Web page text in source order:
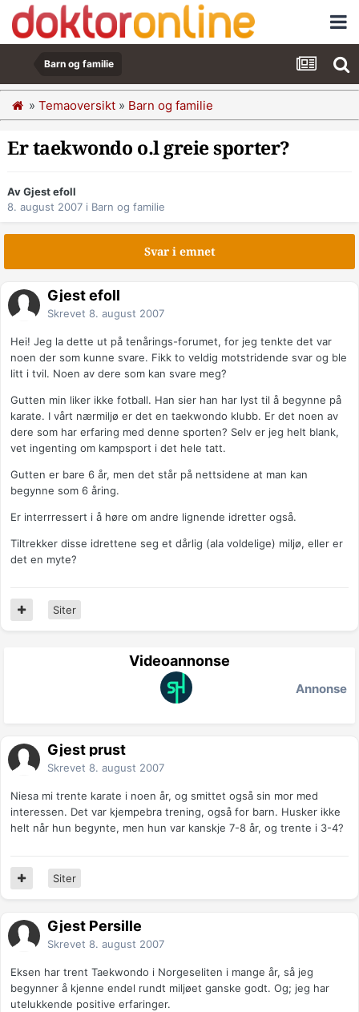
Barn og familie
» Temaoversikt » Barn og familie
Er taekwondo o.l greie sporter?
Av Gjest efoll
8. august 2007 i Barn og familie
Svar i emnet
Gjest efoll
Skrevet 8. august 2007
Hei! Jeg la dette ut på tenårings-forumet, for jeg tenkte det var
noen der som kunne svare. Fikk to veldig motstridende svar og ble
litt i tvil. Noen av dere som kan svare meg?
Gutten min liker ikke fotball. Han sier han har lyst til å begynne på
karate. I vårt nærmiljø er det en taekwondo klubb. Er det noen av
dere som har erfaring med denne sporten? Selv er jeg helt blank,
vet ingenting om kampsport i det hele tatt.
Gutten er bare 6 år, men det står på nettsidene at man kan
begynne som 6 åring.
Er interrressert i å høre om andre lignende idretter også.
Tiltrekker disse idrettene seg et dårlig (ala voldelige) miljø, eller er
det en myte?
Siter
Videoannonse
Annonse
Gjest prust
Skrevet 8. august 2007
Niesa mi trente karate i noen år, og smittet også sin mor med
interessen. Det var kjempebra trening, også for barn. Husker ikke
helt når hun begynte, men hun var kanskje 7-8 år, og trente i 3-4?
Siter
Gjest Persille
Skrevet 8. august 2007
Eksen har trent Taekwondo i Norgeseliten i mange år, så jeg
begynner å kjenne endel rundt miljøet ganske godt. Og; jeg har
utelukkende positive erfaringer.